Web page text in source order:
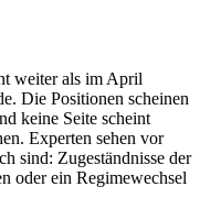
weiter als im April
Die Positionen scheinen
keine Seite scheint
Experten sehen vor
sind: Zugeständnisse der
oder ein Regimewechsel